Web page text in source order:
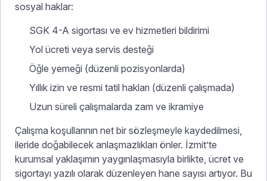
sosyal haklar:
SGK 4-A sigortası ve ev hizmetleri bildirimi
Yol ücreti veya servis desteği
Öğle yemeği (düzenli pozisyonlarda)
Yıllık izin ve resmi tatil hakları (düzenli çalışmada)
Uzun süreli çalışmalarda zam ve ikramiye
Çalışma koşullarının net bir sözleşmeyle kaydedilmesi,
ileride doğabilecek anlaşmazlıkları önler. İzmit’te
kurumsal yaklaşımın yaygınlaşmasıyla birlikte, ücret ve
sigortayı yazılı olarak düzenleyen hane sayısı artıyor. Bu